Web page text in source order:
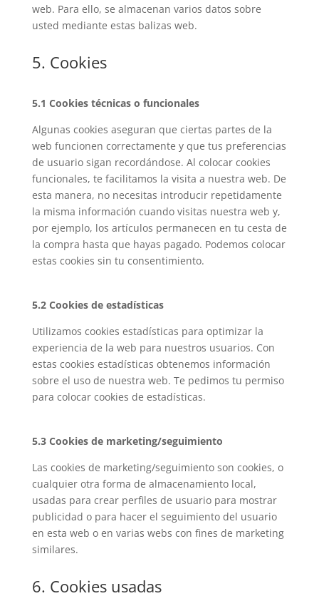
web. Para ello, se almacenan varios datos sobre
usted mediante estas balizas web.
5. Cookies
5.1 Cookies técnicas o funcionales
Algunas cookies aseguran que ciertas partes de la
web funcionen correctamente y que tus preferencias
de usuario sigan recordándose. Al colocar cookies
funcionales, te facilitamos la visita a nuestra web. De
esta manera, no necesitas introducir repetidamente
la misma información cuando visitas nuestra web y,
por ejemplo, los artículos permanecen en tu cesta de
la compra hasta que hayas pagado. Podemos colocar
estas cookies sin tu consentimiento.
5.2 Cookies de estadísticas
Utilizamos cookies estadísticas para optimizar la
experiencia de la web para nuestros usuarios. Con
estas cookies estadísticas obtenemos información
sobre el uso de nuestra web. Te pedimos tu permiso
para colocar cookies de estadísticas.
5.3 Cookies de marketing/seguimiento
Las cookies de marketing/seguimiento son cookies, o
cualquier otra forma de almacenamiento local,
usadas para crear perfiles de usuario para mostrar
publicidad o para hacer el seguimiento del usuario
en esta web o en varias webs con fines de marketing
similares.
6. Cookies usadas